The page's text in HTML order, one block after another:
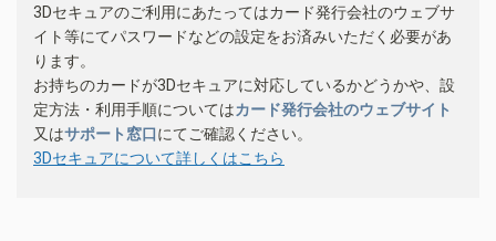
3Dセキュアのご利用にあたってはカード発行会社のウェブサ
イト等にてパスワードなどの設定をお済みいただく必要があ
ります。
お持ちのカードが3Dセキュアに対応しているかどうかや、設
定方法・利用手順についてはカード発行会社のウェブサイト
又はサポート窓口にてご確認ください。
3Dセキュアについて詳しくはこちら